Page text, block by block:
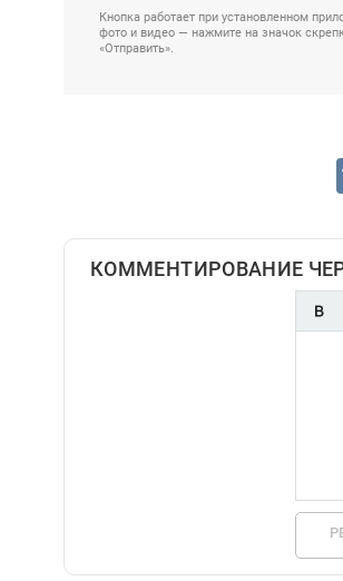
Кнопка работает при установленном
фото и видео — нажмите на значок
«Отправить».
КОММЕНТИРОВАНИЕ